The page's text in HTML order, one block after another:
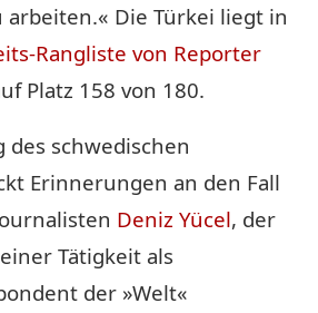
Die Türkei liegt in
Rangliste von Reporter
Platz 158 von 180.
schwedischen
Erinnerungen an den Fall
Deniz Yücel, der
Tätigkeit als
der »Welt«